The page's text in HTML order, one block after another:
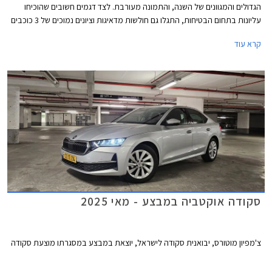
הגדולים והמגוונים של השנה, והתמונה מעורבת. לצד דגמים חשובים שהוכיחו
עליונות בתחום הבטיחות, התגלו גם חולשות מדאיגות וציונים נמוכים של 3 כוכבים
מנת לבדוק את רמת בטיחותו בסטנדרטים של היום.
קרא עוד
סקודה אוקטביה במבצע - מאי 2025
צ'מפיון מוטורס, יבואנית סקודה לישראל, יוצאת במבצע במסגרתו מוצעת סקודה